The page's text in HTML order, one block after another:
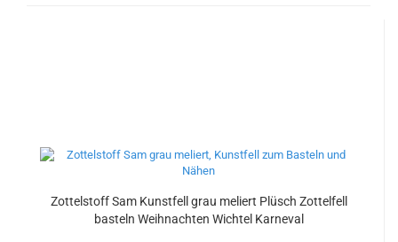
Zottelstoff Sam Kunstfell grau meliert Plüsch Zottelfell
basteln Weihnachten Wichtel Karneval